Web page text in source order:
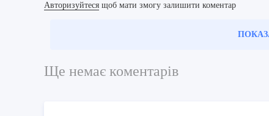
Авторизуйтеся щоб мати змогу залишити коментар
Ще немає коментарів